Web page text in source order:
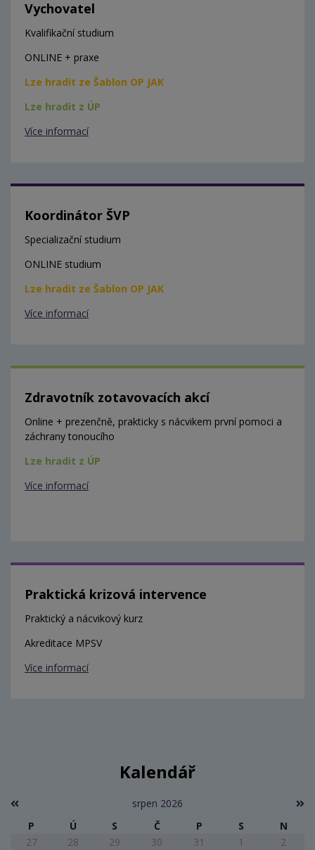
Vychovatel
Kvalifikační studium
ONLINE + praxe
Lze hradit ze Šablon OP JAK
Lze hradit z ÚP
Více informací
Koordinátor ŠVP
Specializační studium
ONLINE studium
Lze hradit ze Šablon OP JAK
Více informací
Zdravotník zotavovacích akcí
Online + prezenčně, prakticky s nácvikem první pomoci a
záchrany tonoucího
Lze hradit z ÚP
Více informací
Praktická krizová intervence
Praktický a nácvikový kurz
Akreditace MPSV
Více informací
Kalendář
srpen 2026
P
Ú S Č P S
N
27
28 29 30 31 1
2